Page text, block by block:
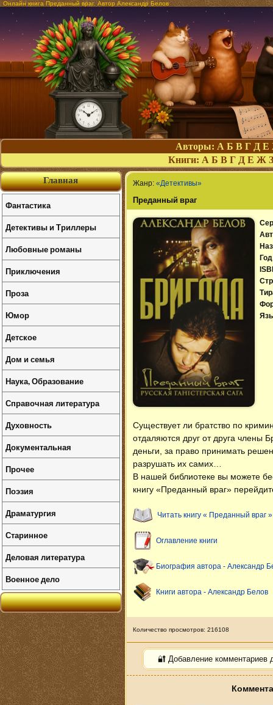
Онлайн книга Преданный враг. Автор Александр Белов
Авторы: А Б В Г Д Е
Книги: А Б В Г Д Е Ж З
Жанр: «Детективы»
Преданный враг
Существует ли братство по
отдаляются друг от друга члены
деньги, за право принимать
разрушать их самих…
В нашей библиотеке вы можете
книгу «Преданный враг»
Читать книгу « Преданный враг »
Оглавление книги
Биография автора - Александр
Книги автора - Александр Белов
Количество просмотров: 216108
🔐 Добавление комментариев
Главная
Фантастика
Детективы и Триллеры
Любовные романы
Приключения
Проза
Юмор
Детское
Дом и семья
Наука, Образование
Справочная литература
Духовность
Документальная
Прочее
Поэзия
Драматургия
Старинное
Деловая литература
Военное дело